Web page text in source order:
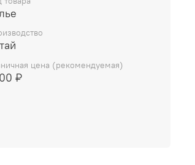
цена (рекомендуемая)
₽